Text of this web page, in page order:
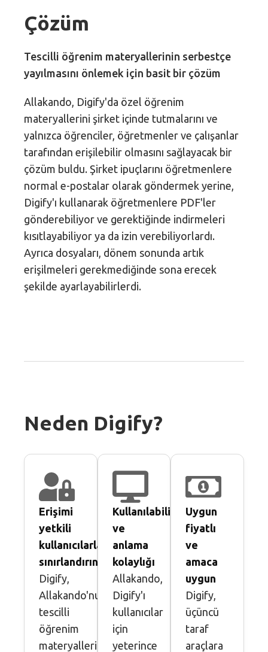
Çözüm
Tescilli öğrenim materyallerinin serbestçe
yayılmasını önlemek için basit bir çözüm
Allakando, Digify'da özel öğrenim
materyallerini şirket içinde tutmalarını ve
yalnızca öğrenciler, öğretmenler ve çalışanlar
tarafından erişilebilir olmasını sağlayacak bir
çözüm buldu. Şirket ipuçlarını öğretmenlere
normal e-postalar olarak göndermek yerine,
Digify'ı kullanarak öğretmenlere PDF'ler
gönderebiliyor ve gerektiğinde indirmeleri
kısıtlayabiliyor ya da izin verebiliyorlardı.
Ayrıca dosyaları, dönem sonunda artık
erişilmeleri gerekmediğinde sona erecek
şekilde ayarlayabilirlerdi.
Neden Digify?
Erişimi
yetkili
kullanıcılarla
sınırlandırın
Digify,
Allakando'nun
tescilli
öğrenim
materyallerini
Kullanılabilirlik
ve
anlama
kolaylığı
Allakando,
Digify'ı
kullanıcılar
için
yeterince
Uygun
fiyatlı
ve
amaca
uygun
Digify,
üçüncü
taraf
araçlara